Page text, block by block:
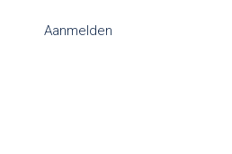
Aanmelden